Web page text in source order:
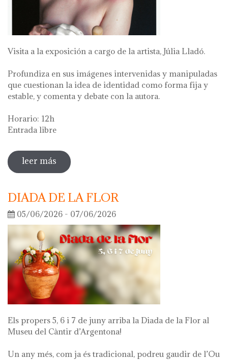
Visita a la exposición a cargo de la artista, Júlia Lladó.
Profundiza en sus imágenes intervenidas y manipuladas
que cuestionan la idea de identidad como forma fija y
estable, y comenta y debate con la autora.
Horario: 12h
Entrada libre
leer más sobre visita guiada a la exposición 'lo
que queda de mí'
DIADA DE LA FLOR
05/06/2026 - 07/06/2026
Els propers 5, 6 i 7 de juny arriba la Diada de la Flor al
Museu del Càntir d’Argentona!
Un any més, com ja és tradicional, podreu gaudir de l’Ou